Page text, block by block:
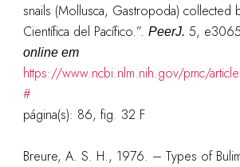
snails (Mollusca, Gastropoda) collected
Científica del Pacífico.”. PeerJ. 5,
online em
https://www.ncbi.nlm.nih.gov/pmc/
#
página(s): 86, fig. 32 F
Breure, A. S. H., 1976. – Types of